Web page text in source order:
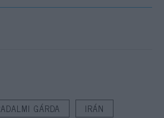
GÁRDA
IRÁN